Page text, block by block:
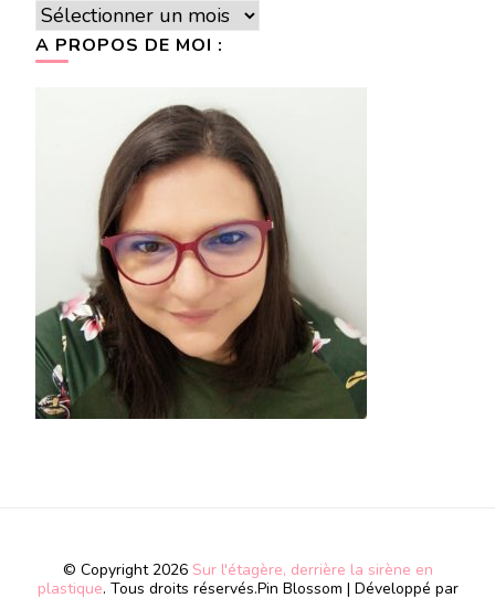
Archives
A PROPOS DE MOI :
© Copyright 2026 Sur l'étagère, derrière la sirène en
plastique. Tous droits réservés.Pin Blossom | Développé par